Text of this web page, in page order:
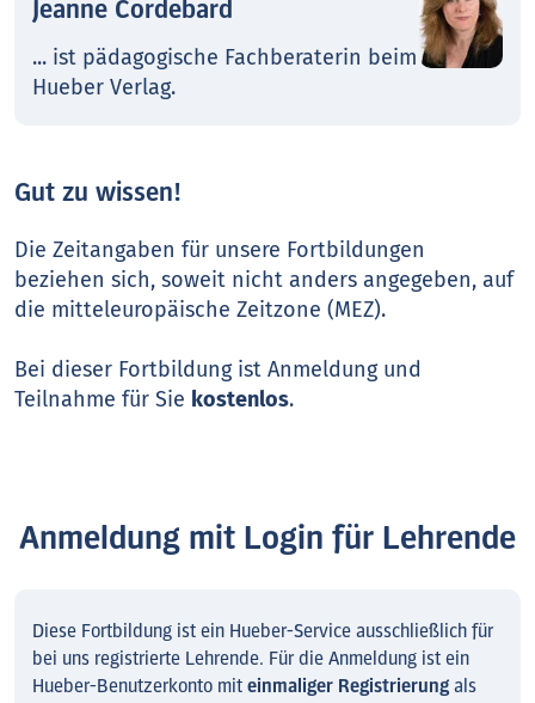
Jeanne Cordebard
... ist pädagogische Fachberaterin beim
Hueber Verlag.
Gut zu wissen!
Die Zeitangaben für unsere Fortbildungen
beziehen sich, soweit nicht anders angegeben, auf
die mitteleuropäische Zeitzone (MEZ).
Bei dieser Fortbildung ist Anmeldung und
Teilnahme für Sie kostenlos.
Anmeldung mit Login für Lehrende
Diese Fortbildung ist ein Hueber-Service ausschließlich für
bei uns registrierte Lehrende. Für die Anmeldung ist ein
Hueber-Benutzerkonto miteinmaliger Registrierung als